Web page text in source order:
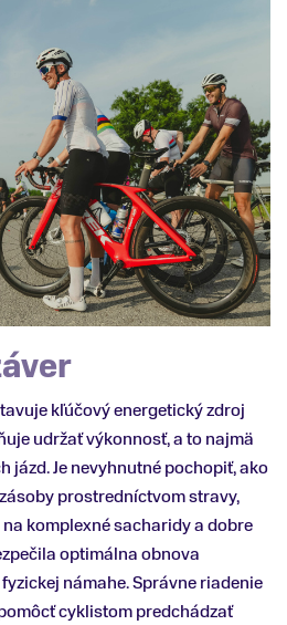
kľúčový energetický zdroj
udržať výkonnosť, a to najmä
jázd. Je nevyhnutné pochopiť, ako
prostredníctvom stravy,
komplexné sacharidy a dobre
optimálna obnova
námahe. Správne riadenie
cyklistom predchádzať